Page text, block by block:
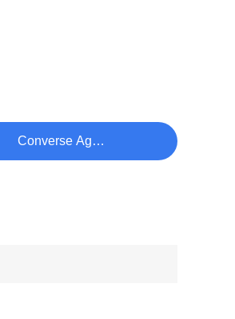
Converse Agora